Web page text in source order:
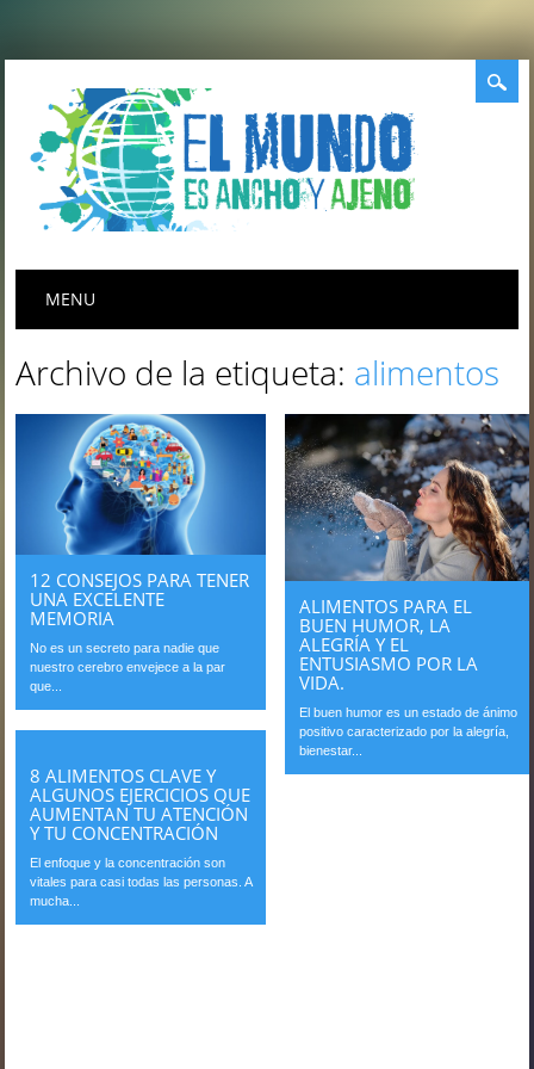
Menú principal
MENU
Archivo de la etiqueta: alimentos
12 CONSEJOS PARA TENER
UNA EXCELENTE
MEMORIA
No es un secreto para nadie que
nuestro cerebro envejece a la par
que...
ALIMENTOS PARA EL
BUEN HUMOR, LA
ALEGRÍA Y EL
ENTUSIASMO POR LA
VIDA.
El buen humor es un estado de ánimo
positivo caracterizado por la alegría,
bienestar...
8 ALIMENTOS CLAVE Y
ALGUNOS EJERCICIOS QUE
AUMENTAN TU ATENCIÓN
Y TU CONCENTRACIÓN
El enfoque y la concentración son
vitales para casi todas las personas. A
mucha...